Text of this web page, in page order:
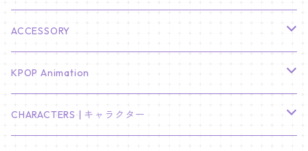
J-HOPE
S.COUPS
ジョンハン
Stray Kids
バンチャン
リノ
TXT
ヨンジュン
ENHYPEN
ミニ壁掛けカレンダー
韓国語単語カード
プレミアム写真集
ステッカー&粘着メモ紙セット
Light Stick Pouch
BT21
Stray Kids
MANIAC ENCORE
SKZOO
01/01 WINTER
01/16 SEUNGKWAN
02/01 DOYOUNG
ACCESSORY
PIERCE
EARRING
KPOP Animation
KPop Demon Hunters
CHARACTERS | キャラクター